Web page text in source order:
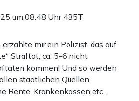
um 08:48 Uhr 485T
erzählte mir ein Polizist, das auf
Straftat, ca. 5-6 nicht
kommen! Und so werden
staatlichen Quellen
Rente, Krankenkassen etc.